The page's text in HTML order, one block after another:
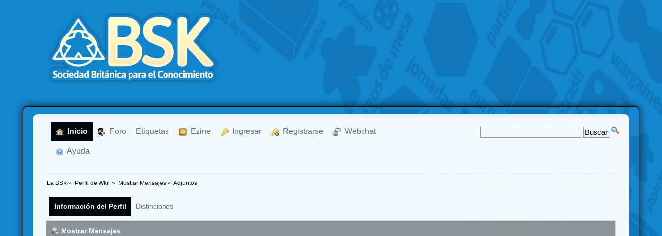
Inicio Foro Etiquetas Ezine Ingresar Registrarse Webchat
Ayuda
La BSK » Perfil de Wkr » Mostrar Mensajes» Adjuntos
Información del Perfil Distinciones
Mostrar Mensajes